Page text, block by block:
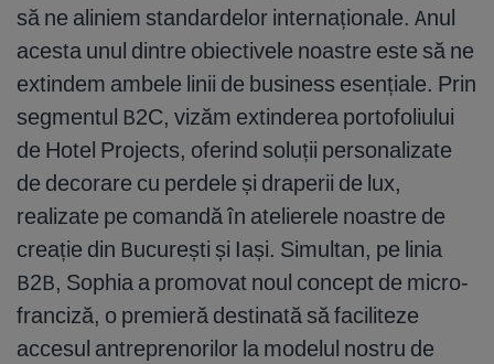
să ne aliniem standardelor internaționale. Anul
acesta unul dintre obiectivele noastre este să ne
extindem ambele linii de business esențiale. Prin
segmentul B2C, vizăm extinderea portofoliului
de Hotel Projects, oferind soluții personalizate
de decorare cu perdele și draperii de lux,
realizate pe comandă în atelierele noastre de
creație din București și Iași. Simultan, pe linia
B2B, Sophia a promovat noul concept de micro-
franciză, o premieră destinată să faciliteze
accesul antreprenorilor la modelul nostru de